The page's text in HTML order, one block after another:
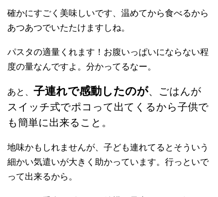
確かにすごく美味しいです、温めてから食べるから
あつあつでいたたけますしね。
パスタの適量くれます！お腹いっぱいにならない程
度の量なんですよ。分かってるなー。
あと、 子連れで感動したのが、ごはんが
スイッチ式でポコって出てくるから子供で
も簡単に出来ること。
地味かもしれませんが、子ども連れてるとそういう
細かい気遣いが大きく助かっています。行っといで
って出来るから。